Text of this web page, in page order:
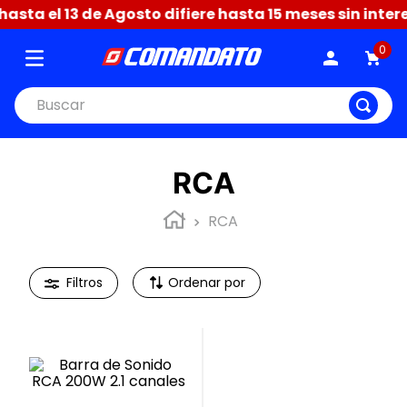
el 13 de Agosto difiere hasta 15 meses sin
0
Buscar
RCA
RCA
Ordenar por